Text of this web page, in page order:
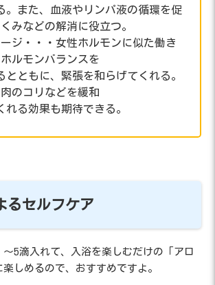
また、血液やリンパ液の循環を促
みなどの解消に役立つ。
ジ・・・女性ホルモンに似た働き
ルモンバランスを
ともに、緊張を和らげてくれる。
のコリなどを緩和
る効果も期待できる。
るセルフケア
5滴入れて、入浴を楽しむだけの「アロ
しめるので、おすすめですよ。